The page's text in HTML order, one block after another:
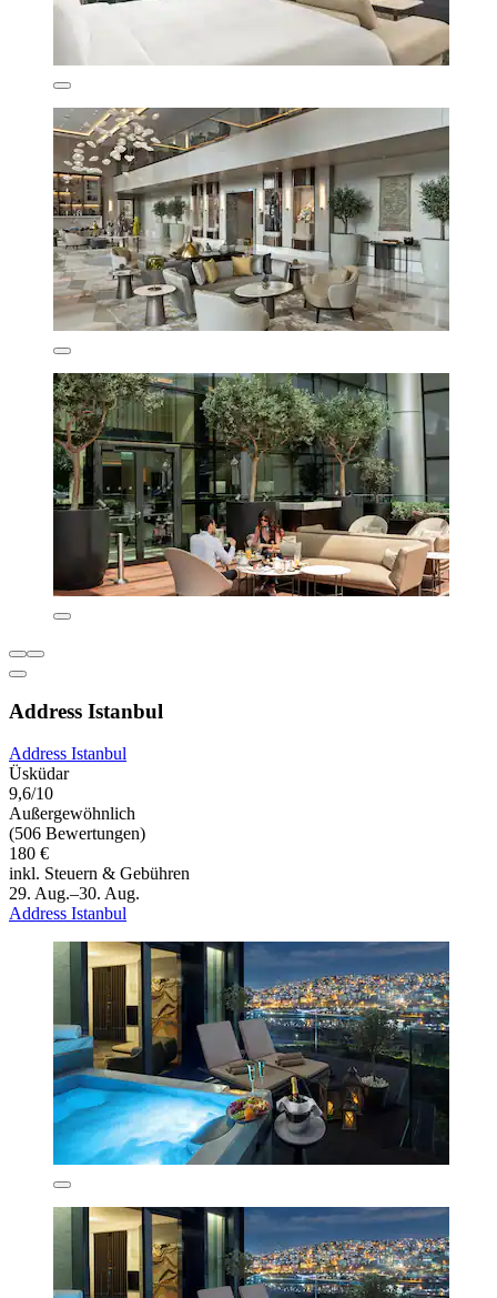
Address Istanbul
Address Istanbul
Üsküdar
9,6/10
Außergewöhnlich
(506 Bewertungen)
180 €
inkl. Steuern & Gebühren
29. Aug.–30. Aug.
Address Istanbul